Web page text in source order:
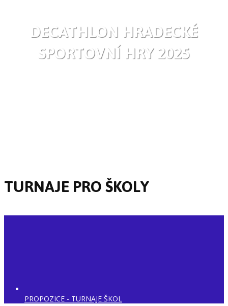
DECATHLON HRADECKÉ
SPORTOVNÍ HRY 2025
TURNAJE PRO ŠKOLY
PROPOZICE - TURNAJE ŠKOL